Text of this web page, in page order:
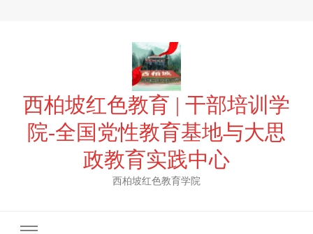
西柏坡红色教育 | 干部培训学
院-全国党性教育基地与大思
政教育实践中心
西柏坡红色教育学院